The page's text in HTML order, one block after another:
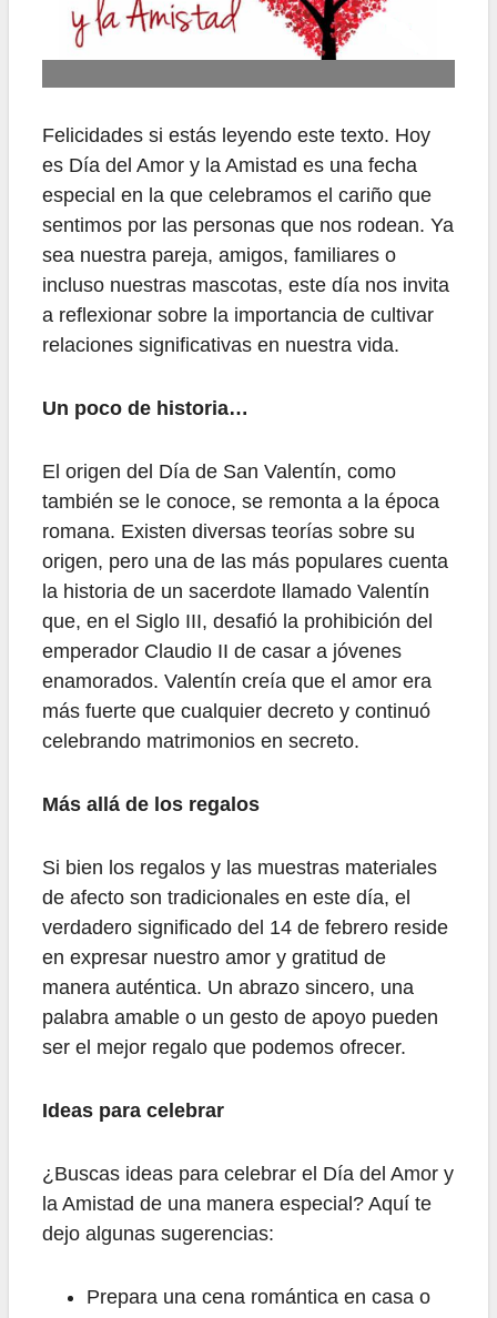
Felicidades si estás leyendo este texto. Hoy
es Día del Amor y la Amistad es una fecha
especial en la que celebramos el cariño que
sentimos por las personas que nos rodean. Ya
sea nuestra pareja, amigos, familiares o
incluso nuestras mascotas, este día nos invita
a reflexionar sobre la importancia de cultivar
relaciones significativas en nuestra vida.
Un poco de historia…
El origen del Día de San Valentín, como
también se le conoce, se remonta a la época
romana. Existen diversas teorías sobre su
origen, pero una de las más populares cuenta
la historia de un sacerdote llamado Valentín
que, en el Siglo III, desafió la prohibición del
emperador Claudio II de casar a jóvenes
enamorados. Valentín creía que el amor era
más fuerte que cualquier decreto y continuó
celebrando matrimonios en secreto.
Más allá de los regalos
Si bien los regalos y las muestras materiales
de afecto son tradicionales en este día, el
verdadero significado del 14 de febrero reside
en expresar nuestro amor y gratitud de
manera auténtica. Un abrazo sincero, una
palabra amable o un gesto de apoyo pueden
ser el mejor regalo que podemos ofrecer.
Ideas para celebrar
¿Buscas ideas para celebrar el Día del Amor y
la Amistad de una manera especial? Aquí te
dejo algunas sugerencias:
Prepara una cena romántica en casa o